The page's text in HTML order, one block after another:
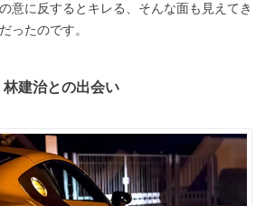
意に反するとキレる、そんな面も見えてき
ったのです。
建治との出会い